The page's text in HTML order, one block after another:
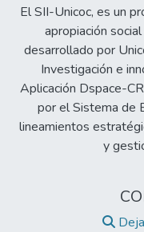
El SII-Unicoc, es un
apropiación
desarrollado por
Investigación e
Aplicación Dspace-
por el Sistema de
lineamientos
y